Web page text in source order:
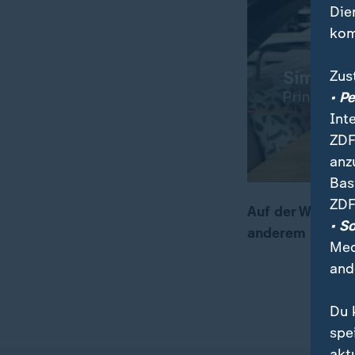
00:17
Auf der
anderem
•
•
Du